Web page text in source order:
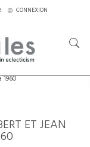
CONNEXION
ET JEAN